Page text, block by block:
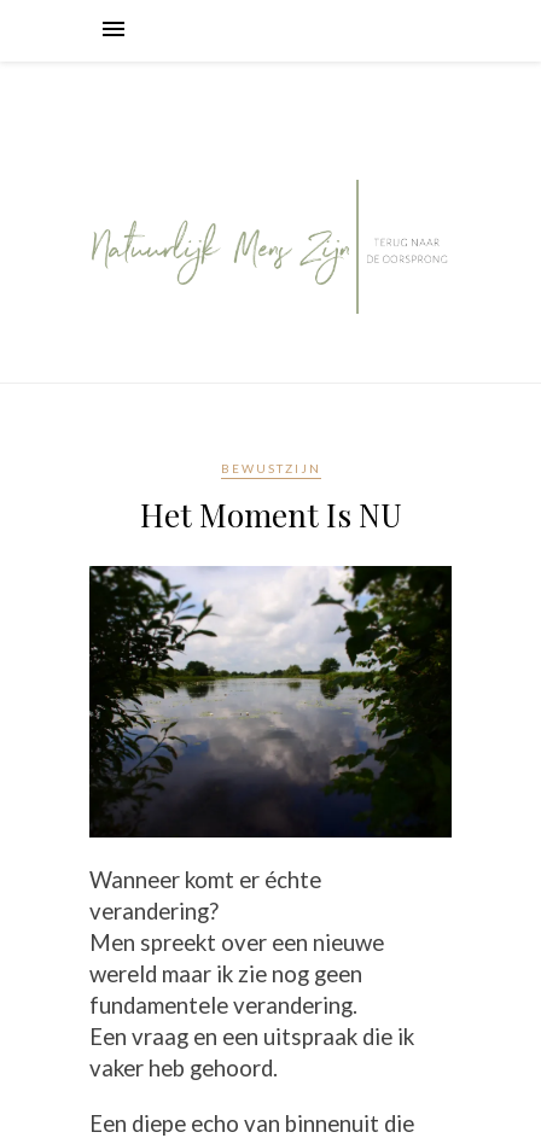
BEWUSTZIJN
Het Moment Is NU
Wanneer komt er échte
verandering?
Men spreekt over een nieuwe
wereld maar ik zie nog geen
fundamentele verandering.
Een vraag en een uitspraak die ik
vaker heb gehoord.
Een diepe echo van binnenuit die